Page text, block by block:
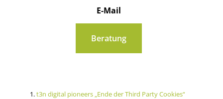
E-Mail
Beratung
1.t3n digital pioneers „Ende der Third Party Cookies“